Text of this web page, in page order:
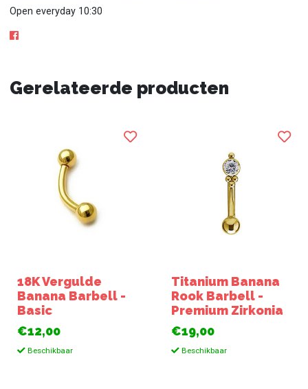
Open everyday 10:30
Gerelateerde producten
18K Vergulde
Banana Barbell -
Basic
€12,00
Beschikbaar
Titanium Banana
Rook Barbell -
Premium Zirkonia
€19,00
Beschikbaar